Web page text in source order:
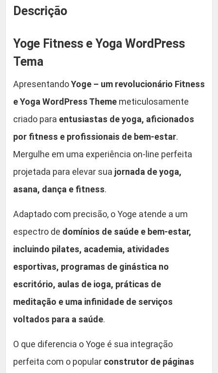
$
9
9
0
0
Y
a
W
r
d
r
e
s
T
e
a
q
a
n
t
d
a
e
Descrição
Yoge Fitness e Yoga WordPress
Tema
ApresentandoYoge – um revolucionário Fitness
e Yoga WordPress Theme meticulosamente
criado para entusiastas de yoga, aficionados
por fitness e profissionais de bem-estar.
Mergulhe em uma experiência on-line perfeita
projetada para elevar sua jornada de yoga,
asana, dança e fitness.
Adaptado com precisão, o Yoge atende a um
espectro de domínios de saúde e bem-estar,
incluindo pilates, academia, atividades
esportivas, programas de ginástica no
escritório, aulas de ioga, práticas de
meditação e uma infinidade de serviços
voltados para a saúde.
O que diferencia o Yoge é sua integração
perfeita com o popular construtor de páginas